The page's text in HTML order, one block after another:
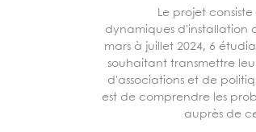
Le projet
dynamiques d'installation
mars à juillet 2024, 6
souhaitant transmettre
d'associations et de
est de comprendre les
auprès de